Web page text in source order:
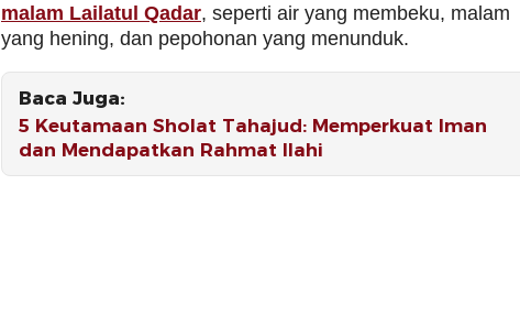
malam Lailatul Qadar, seperti air yang membeku, malam
yang hening, dan pepohonan yang menunduk.
Baca Juga:
5 Keutamaan Sholat Tahajud: Memperkuat Iman
dan Mendapatkan Rahmat Ilahi